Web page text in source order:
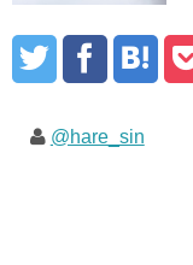
@hare_sin